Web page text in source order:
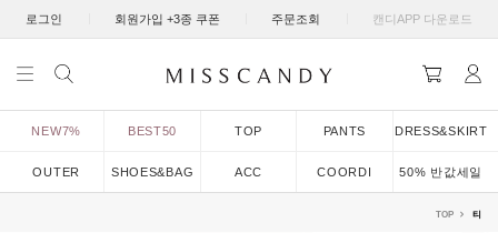
로그인 회원가입 +3종 쿠폰 주문조회 캔디APP 다운로드
NEW7% BEST50 TOP PANTS DRESS&SKIRT
OUTER SHOES&BAG ACC COORDI 50% 반값세일
TOP 티